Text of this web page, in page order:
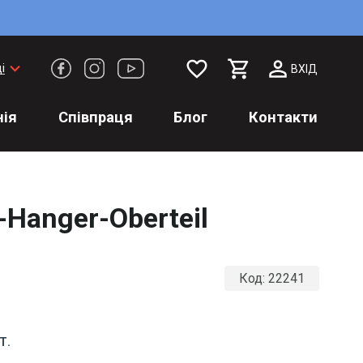
keyboard_arrow_down favorite_border ВХІД
Співпраця Блог Контакти
Hanger-Oberteil
Код: 22241